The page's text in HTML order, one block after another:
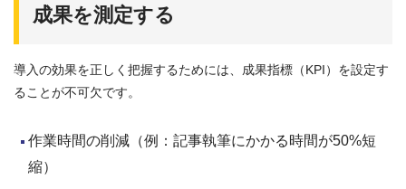
成果を測定する
導入の効果を正しく把握するためには、成果指標（KPI）を設定す
ることが不可欠です。
作業時間の削減（例：記事執筆にかかる時間が50%短
縮）